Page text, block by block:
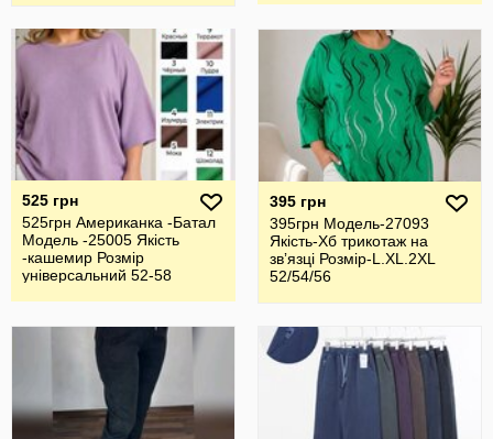
525 грн
525грн Американка -Батал
Модель -25005 Якість
-кашемир Розмір
універсальний 52-58
395 грн
395грн Модель-27093
Якість-Хб трикотаж на
звʼязці Розмір-L.XL.2XL
52/54/56